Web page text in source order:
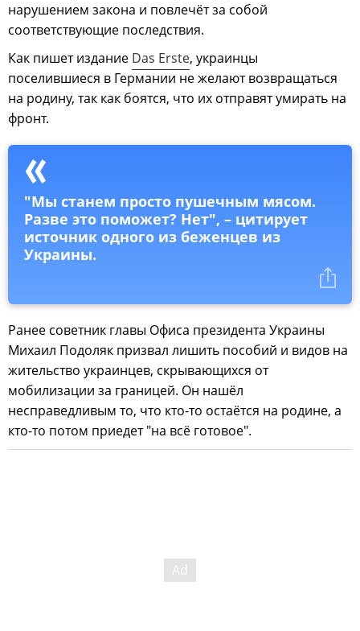
нарушением закона и повлечёт за собой
соответствующие последствия.
Как пишет издание Das Erste, украинцы
поселившиеся в Германии не желают возвращаться
на родину, так как боятся, что их отправят умирать на
фронт.
"Мы станем просто пушечным мясом.
Разве это поможет? Нет", – цитирует
источник одного из беженцев из
Украины.
Ранее советник главы Офиса президента Украины
Михаил Подоляк призвал лишить пособий и видов на
жительство украинцев, скрывающихся от
мобилизации за границей. Он нашёл
несправедливым то, что кто-то остаётся на родине, а
кто-то потом приедет "на всё готовое".